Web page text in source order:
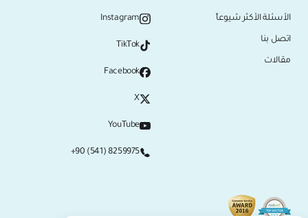
الأسئلة الأكثر شيوعاً
اتصل بنا
مقالات
Instagram
TikTok
Facebook
X
YouTube
+90 (541) 8259975